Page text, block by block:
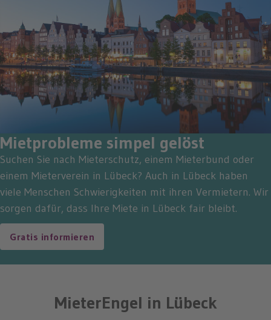
Mietprobleme simpel gelöst
Suchen Sie nach Mieterschutz, einem Mieterbund oder
einem Mieterverein in Lübeck? Auch in Lübeck haben
viele Menschen Schwierigkeiten mit ihren Vermietern. Wir
sorgen dafür, dass Ihre Miete in Lübeck fair bleibt.
Gratis informieren
MieterEngel in Lübeck